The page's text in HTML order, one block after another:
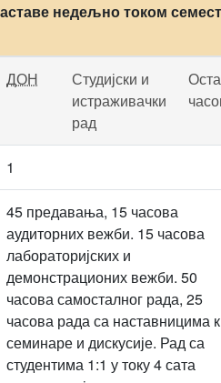
недељно током
ДОН
Студијски и
истраживачки
рад
1
45 предавања, 15 часова
аудиторних вежби. 15 часова
лабораторијских и
демонстрационих вежби. 50
часова самосталног рада, 25
часова рада са наставницима
семинаре и дискусије. Рад са
студентима 1:1 у току 4 сата